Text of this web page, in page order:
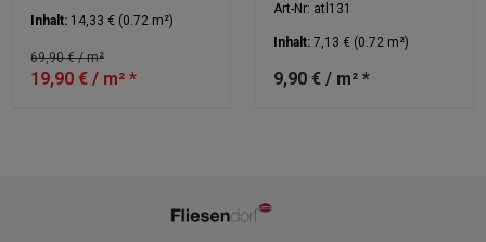
Inhalt: 14,33 € (0.72 m²)
69,90 € / m²
19,90 € / m² *
Art-Nr: atl131
Inhalt: 7,13 € (0.72 m²)
9,90 € / m² *